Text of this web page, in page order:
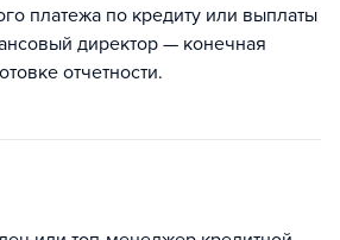
платежа по кредиту или выплаты
директор — конечная
отчетности.